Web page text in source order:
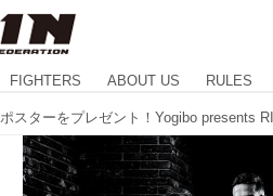
FIGHTERS ABOUT US RULES